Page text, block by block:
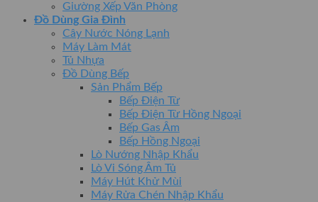
Giường Xếp Văn Phòng
Đồ Dùng Gia Đình
Cây Nước Nóng Lạnh
Máy Làm Mát
Tủ Nhựa
Đồ Dùng Bếp
Sản Phẩm Bếp
Bếp Điện Từ
Bếp Điện Từ Hồng Ngoại
Bếp Gas Âm
Bếp Hồng Ngoại
Lò Nướng Nhập Khẩu
Lò Vi Sóng Âm Tủ
Máy Hút Khử Mùi
Máy Rửa Chén Nhập Khẩu